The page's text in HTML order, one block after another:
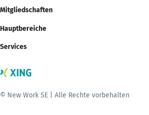
Mitgliedschaften
Hauptbereiche
Services
© New Work SE | Alle Rechte vorbehalten